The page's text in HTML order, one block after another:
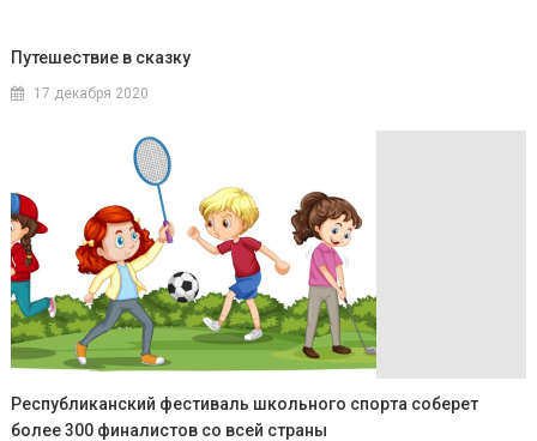
Путешествие в сказку
17 декабря 2020
Республиканский фестиваль школьного спорта соберет
более 300 финалистов со всей страны